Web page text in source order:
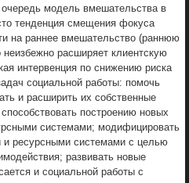
очередь модель вмешательства в
тенденция смещения фокуса
на раннее вмешательство (раннюю
расширяет клиентскую
интервенция по снижению риска
социальной работы: помочь
и расширить их собственные
построению новых
системами; модифицировать
ресурсными системами с целью
развивать новые
и социальной работы с